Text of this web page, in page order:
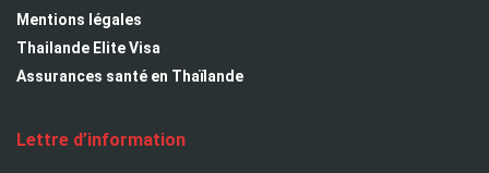
Mentions légales
Thailande Elite Visa
Assurances santé en Thaïlande
Lettre d’information